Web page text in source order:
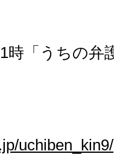
「うちの弁
uchiben_kin9/